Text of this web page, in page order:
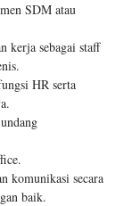
SDM atau
kerja sebagai staff
HR serta
komunikasi secara
baik.